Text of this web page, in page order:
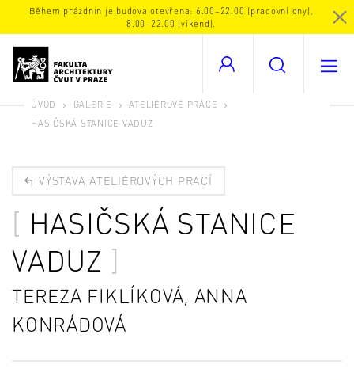
Během prázdnin je budova otevřena: 6.00–22.00 (pracovní dny),
8.00–22.00 (víkend).
ÚVOD GALERIE
ATELIÉROVÉ PRÁCE
HASIČSKÁ STANICE VADUZ
VÝSTAVA ATELIÉROVÝCH PRACÍ
HASIČSKÁ STANICE
VADUZ
TEREZA FIKLÍKOVÁ, ANNA
KONRÁDOVÁ